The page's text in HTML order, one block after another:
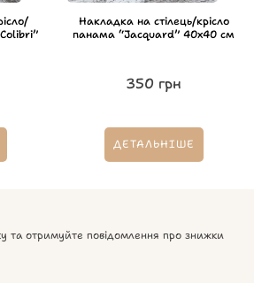
Накладка на стілець/крісло
панама “Jacquard” 40х40 см
350 грн
ДЕТАЛЬНІШЕ
та отримуйте повідомлення про знижки